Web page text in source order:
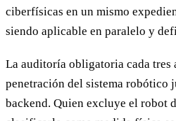
ciberfísicas en un mismo
siendo aplicable en paralelo y
La auditoría obligatoria cada tres
penetración del sistema robótico
backend. Quien excluye el robot